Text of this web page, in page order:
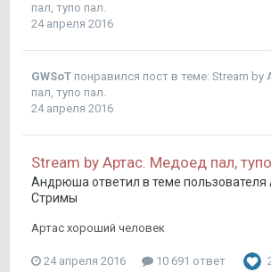
пал, тупо пал.
24 апреля 2016
GWSoT понравился пост в теме: Stream by
пал, тупо пал.
24 апреля 2016
Stream by Артас. Медоед пал,
Андрюша ответил в теме пользователя
Стримы
Артас хороший человек
24 апреля 2016 10 691 ответ